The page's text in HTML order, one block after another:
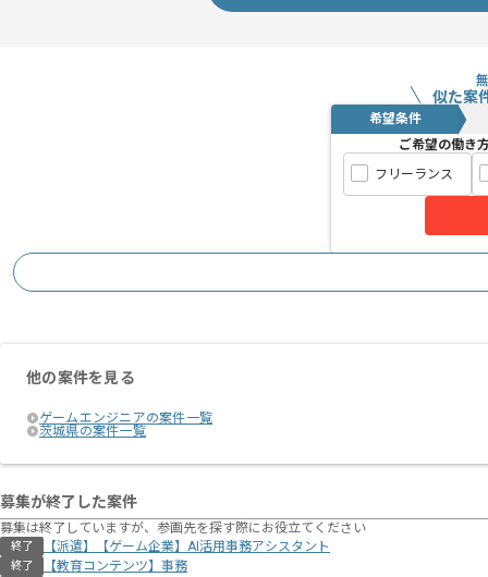
似た案
希望条件
ご希望の働き
フリーランス
他の案件を見る
ゲームエンジニアの案件一覧
茨城県の案件一覧
募集が終了した案件
募集は終了していますが、参画先を探す際にお役立てください
終了 【派遣】【ゲーム企業】AI活用事務アシスタント
終了 【教育コンテンツ】事務